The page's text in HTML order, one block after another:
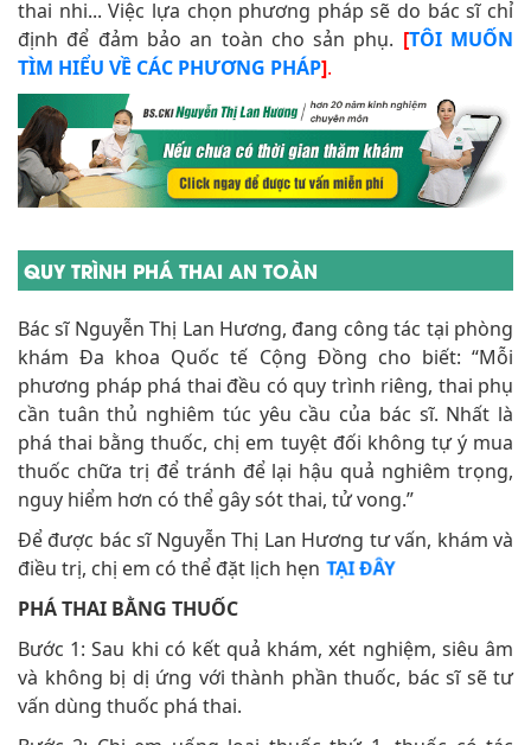
thai nhi... Việc lựa chọn phương pháp sẽ do bác sĩ chỉ
định để đảm bảo an toàn cho sản phụ. [TÔI MUỐN
TÌM HIỂU VỀ CÁC PHƯƠNG PHÁP].
QUY TRÌNH PHÁ THAI AN TOÀN
Bác sĩ Nguyễn Thị Lan Hương, đang công tác tại phòng
khám Đa khoa Quốc tế Cộng Đồng cho biết: “Mỗi
phương pháp phá thai đều có quy trình riêng, thai phụ
cần tuân thủ nghiêm túc yêu cầu của bác sĩ. Nhất là
phá thai bằng thuốc, chị em tuyệt đối không tự ý mua
thuốc chữa trị để tránh để lại hậu quả nghiêm trọng,
nguy hiểm hơn có thể gây sót thai, tử vong.”
Để được bác sĩ Nguyễn Thị Lan Hương tư vấn, khám và
điều trị, chị em có thể đặt lịch hẹn TẠI ĐÂY
PHÁ THAI BẰNG THUỐC
Bước 1: Sau khi có kết quả khám, xét nghiệm, siêu âm
và không bị dị ứng với thành phần thuốc, bác sĩ sẽ tư
vấn dùng thuốc phá thai.